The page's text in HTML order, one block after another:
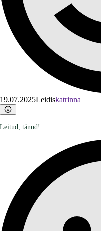
19.07.2025Leidiskatrinna
Leitud, tänud!